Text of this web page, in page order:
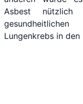
Asbest
Lungenkrebs in